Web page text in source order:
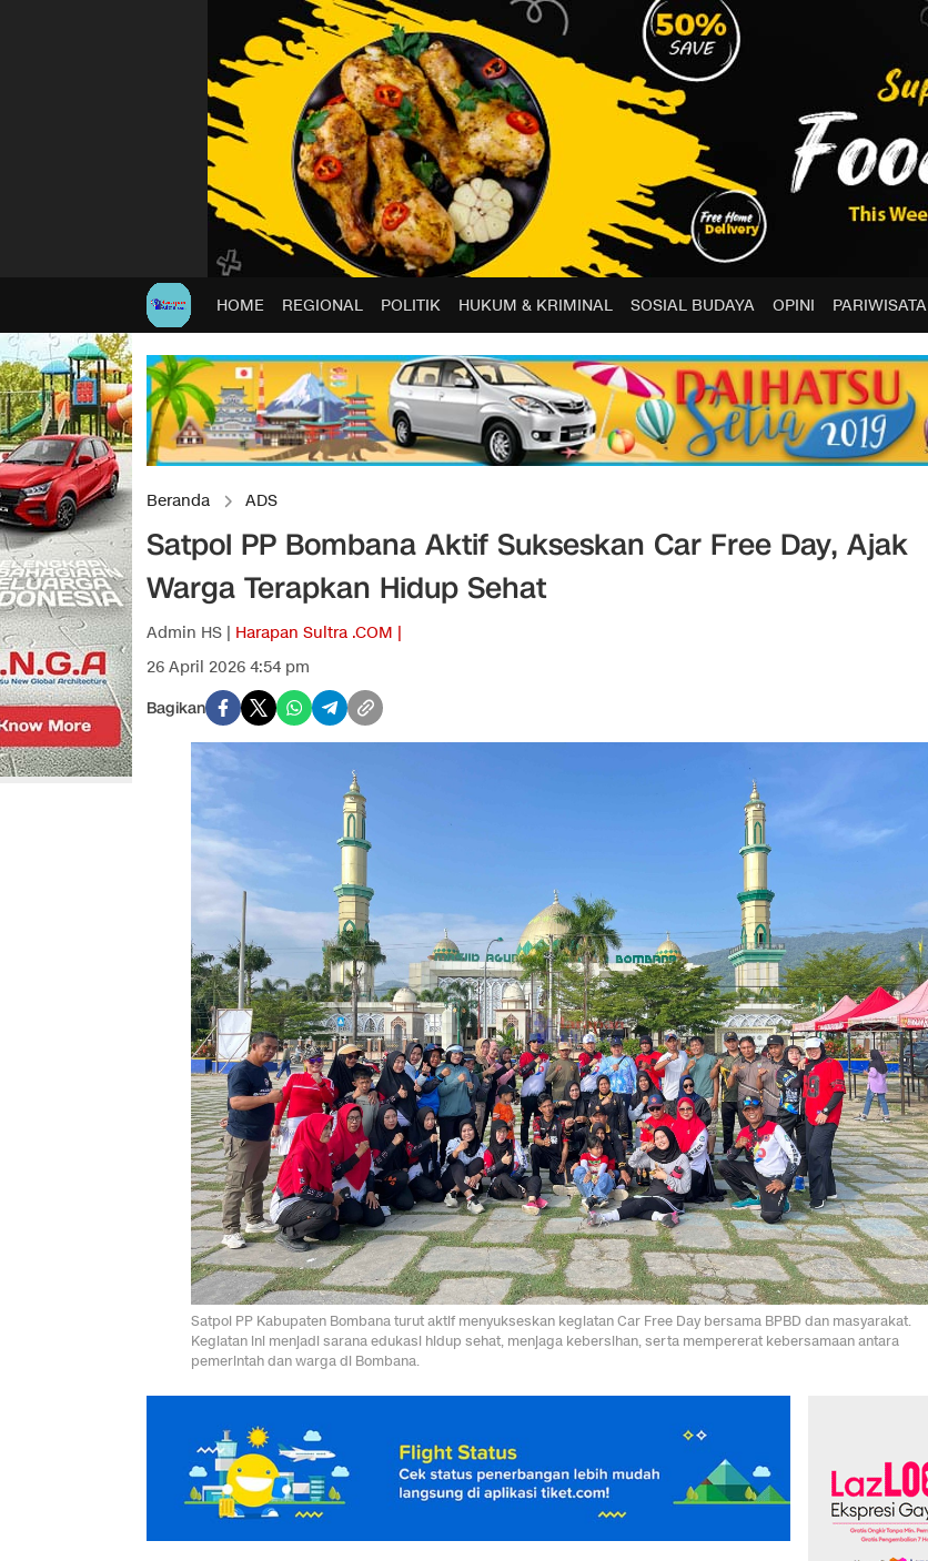
HOME REGIONAL POLITIK HUKUM & KRIMINAL SOSIAL BUDAYA OPINI PARIWISATA
Beranda ADS
Satpol PP Bombana Aktif Sukseskan Car Free Day, Ajak
Warga Terapkan Hidup Sehat
Admin HS | Harapan Sultra .COM |
26 April 2026 4:54 pm
Bagikan
Satpol PP Kabupaten Bombana turut aktif menyukseskan kegiatan Car Free Day bersama BPBD dan masyarakat.
Kegiatan ini menjadi sarana edukasi hidup sehat, menjaga kebersihan, serta mempererat kebersamaan antara
pemerintah dan warga di Bombana.